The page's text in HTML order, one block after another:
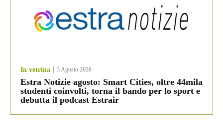
In vetrina 3 Agosto 2026
Estra Notizie agosto: Smart Cities, oltre 44mila
studenti coinvolti, torna il bando per lo sport e
debutta il podcast Estrair